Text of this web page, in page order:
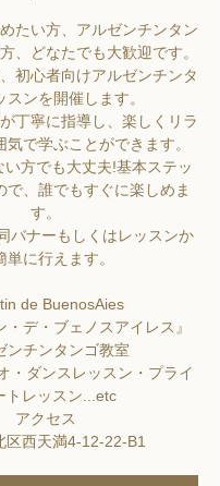
たい方、アルゼンチンタン
、どなたでも大歓迎です。
初心者向けアルゼンチンタ
スンを開催します。
丁寧に指導し、楽しくリラ
気で学ぶことができます。
い方でも大丈夫!基本ステッ
で、誰でもすぐに楽しめま
す。
バナーもしくはレッスンか
単に行えます。
de BuenosAies
・デ・ブェノスアイレス』
ンチンタンゴ教室
・ダンスレッスン・プライ
トレッスン...etc
アクセス
区西天満4-12-22-B1